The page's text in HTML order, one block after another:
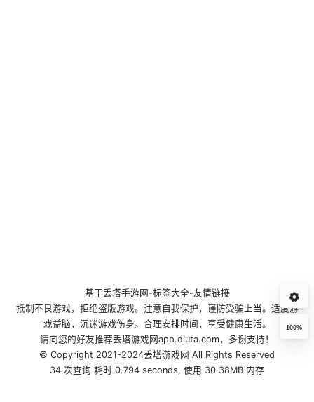
100%
基于丢塔手游网 -标签大全-友情链接
抵制不良游戏，拒绝盗版游戏。注意自我保护，谨防受骗上当。适度游
戏益脑，沉迷游戏伤身。合理安排时间，享受健康生活。
请向您的好友推荐丢塔游戏网app.diuta.com，多谢支持！
© Copyright 2021-2024丢塔游戏网 All Rights Reserved
34 次查询 耗时 0.794 seconds, 使用 30.38MB 内存